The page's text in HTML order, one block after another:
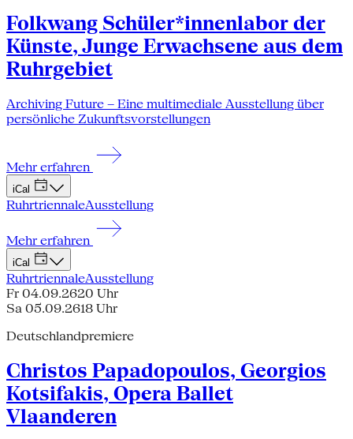
Folkwang Schüler*innenlabor der
Künste, Junge Erwachsene aus dem
Ruhrgebiet
Archiving Future – Eine multimediale Ausstellung über
persönliche Zukunftsvorstellungen
Mehr erfahren
iCal
RuhrtriennaleAusstellung
Mehr erfahren
iCal
RuhrtriennaleAusstellung
Fr 04.09.2620 Uhr
Sa 05.09.2618 Uhr
Deutschlandpremiere
Christos Papadopoulos, Georgios
Kotsifakis, Opera Ballet
Vlaanderen